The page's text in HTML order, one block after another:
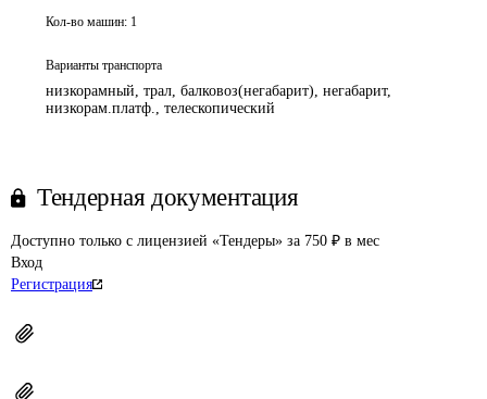
Кол-во машин: 1
Варианты транспорта
низкорамный, трал, балковоз(негабарит), негабарит,
низкорам.платф., телескопический
Тендерная документация
Доступно только с лицензией «Тендеры» за 750 ₽ в мес
Вход
Регистрация